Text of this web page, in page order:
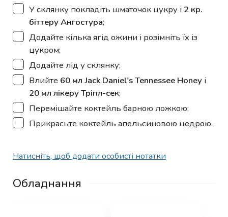
▢
У склянку покладіть шматочок цукру і 2 кр.
біттеру Ангостура;
▢
Додайте кілька ягід ожини і розімніть їх із
цукром;
▢
Додайте лід у склянку;
▢
Влийте 60 мл Jack Daniel's Tennessee Honey і
20 мл лікеру Тріпл-сек;
▢
Перемішайте коктейль барною ложкою;
▢
Прикрасьте коктейль апельсиновою цедрою.
Натисніть, щоб додати особисті нотатки
Обладнання